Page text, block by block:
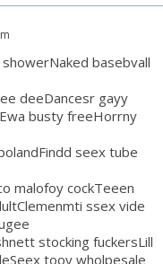
basebvall
deeDancesr gayy
busty freeHorrny
seex tube
malofoy cockTeeen
ssex vide
stocking fuckersLill
tooy wholpesale